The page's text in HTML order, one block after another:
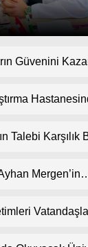
Dünya
Spor
Güvenini
Süresi
Talebi Karşılık
Mergen’in